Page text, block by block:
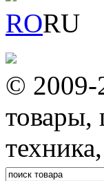
RORU
© 2009-
товары,